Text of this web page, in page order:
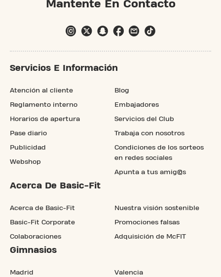
Mantente En Contacto
Servicios E Información
Atención al cliente
Reglamento interno
Horarios de apertura
Pase diario
Publicidad
Webshop
Blog
Embajadores
Servicios del Club
Trabaja con nosotros
Condiciones de los sorteos
en redes sociales
Apunta a tus amig@s
Acerca De Basic-Fit
Acerca de Basic-Fit
Basic-Fit Corporate
Colaboraciones
Nuestra visión sostenible
Promociones falsas
Adquisición de McFIT
Gimnasios
Madrid Valencia